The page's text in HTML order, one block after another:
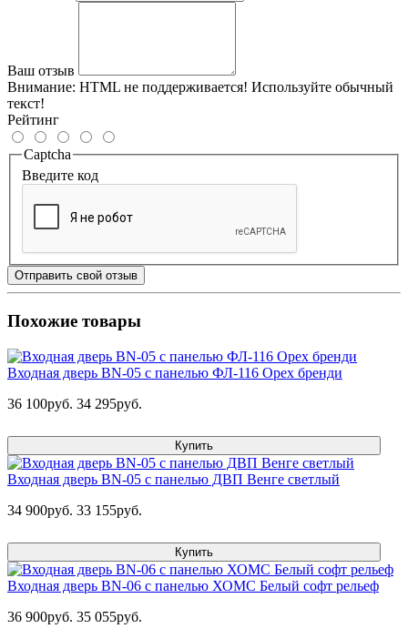
Ваш отзыв
Внимание: HTML не поддерживается! Используйте обычный
текст!
Рейтинг
Captcha
Введите код
Отправить свой отзыв
Похожие товары
Входная дверь BN-05 с панелью ФЛ-116 Орех бренди
36 100руб. 34 295руб.
Купить
Входная дверь BN-05 с панелью ДВП Венге светлый
34 900руб. 33 155руб.
Купить
Входная дверь BN-06 с панелью ХОМС Белый софт рельеф
36 900руб. 35 055руб.